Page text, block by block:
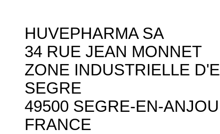
HUVEPHARMA SA
34 RUE JEAN MONNET
ZONE INDUSTRIELLE
SEGRE
49500 SEGRE-EN-
FRANCE